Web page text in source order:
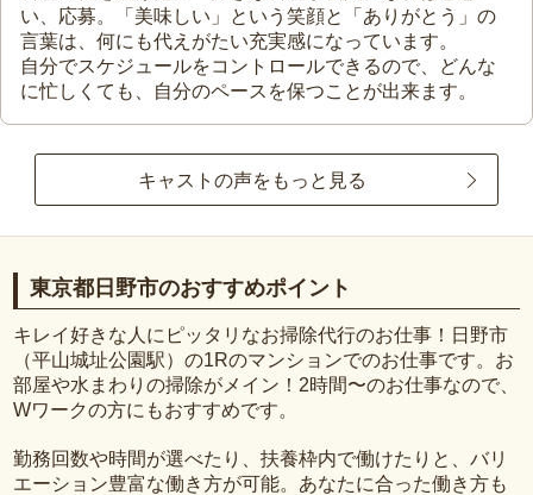
い、応募。「美味しい」という笑顔と「ありがとう」の
言葉は、何にも代えがたい充実感になっています。
自分でスケジュールをコントロールできるので、どんな
に忙しくても、自分のペースを保つことが出来ます。
キャストの声をもっと見る
東京都日野市のおすすめポイント
キレイ好きな人にピッタリなお掃除代行のお仕事！日野市
（平山城址公園駅）の1Rのマンションでのお仕事です。お
部屋や水まわりの掃除がメイン！2時間〜のお仕事なので、
Wワークの方にもおすすめです。
勤務回数や時間が選べたり、扶養枠内で働けたりと、バリ
エーション豊富な働き方が可能。あなたに合った働き方も